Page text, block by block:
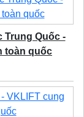
Trung Quốc -
toàn quốc